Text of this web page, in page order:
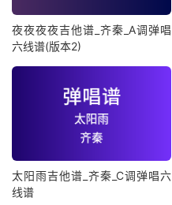
夜夜夜夜吉他谱_齐秦_A调弹唱
六线谱(版本2)
太阳雨吉他谱_齐秦_C调弹唱六
线谱